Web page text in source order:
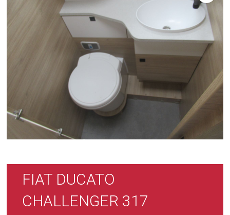
FIAT DUCATO
CHALLENGER 317